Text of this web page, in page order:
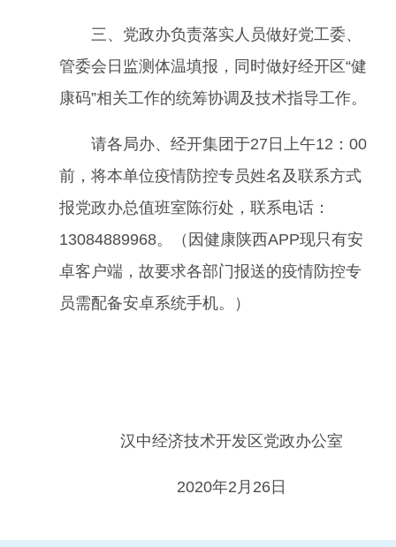
三、党政办负责落实人员做好党工委、
管委会日监测体温填报，同时做好经开区“健
康码”相关工作的统筹协调及技术指导工作。
请各局办、经开集团于27日上午12：00
前，将本单位疫情防控专员姓名及联系方式
报党政办总值班室陈衍处，联系电话：
13084889968。（因健康陕西APP现只有安
卓客户端，故要求各部门报送的疫情防控专
员需配备安卓系统手机。）
汉中经济技术开发区党政办公室
2020年2月26日